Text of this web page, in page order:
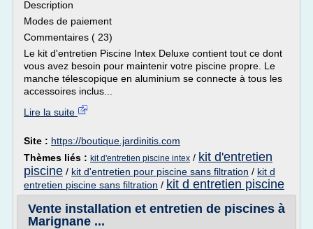
Description
Modes de paiement
Commentaires ( 23)
Le kit d'entretien Piscine Intex Deluxe contient tout ce dont
vous avez besoin pour maintenir votre piscine propre. Le
manche télescopique en aluminium se connecte à tous les
accessoires inclus...
Lire la suite
Site : https://boutique.jardinitis.com
Thèmes liés : kit d'entretien piscine intex / kit d'entretien
piscine / kit d'entretien pour piscine sans filtration / kit d
entretien piscine sans filtration / kit d entretien piscine
Vente installation et entretien de piscines à
Marignane ...